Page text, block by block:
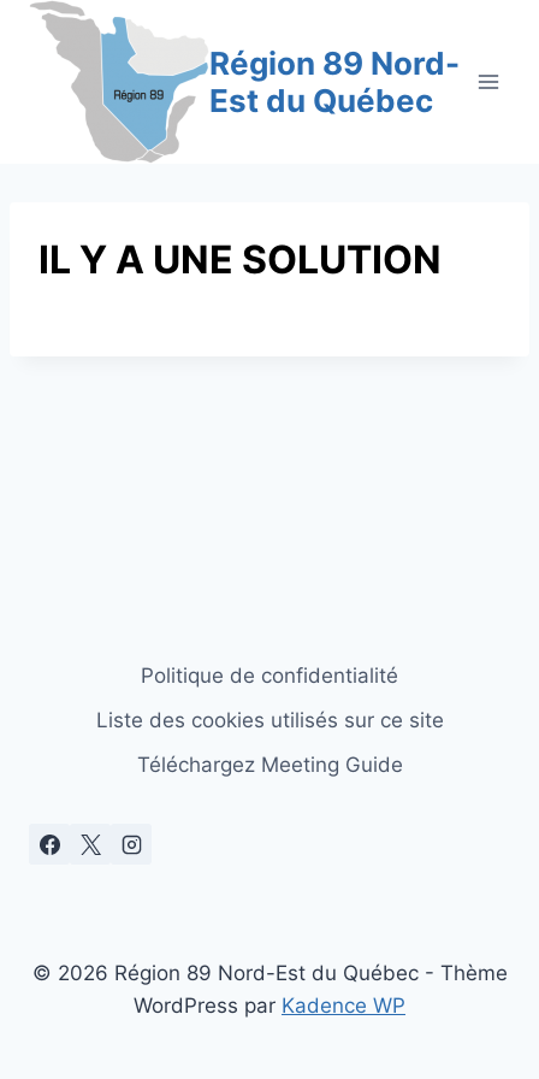
Aller
contenu
Région 89 Nord-
Est du Québec
IL Y A UNE SOLUTION
Politique de confidentialité
Liste des cookies utilisés sur ce site
Téléchargez Meeting Guide
© 2026 Région 89 Nord-Est du Québec - Thème
WordPress par Kadence WP